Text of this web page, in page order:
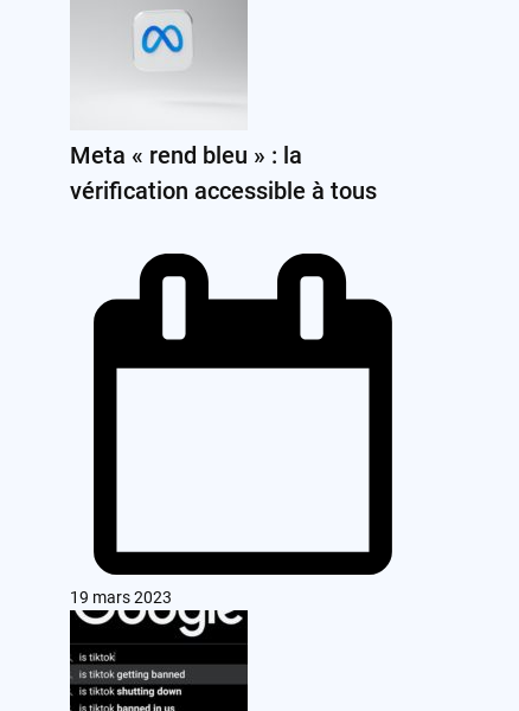
Meta « rend bleu » : la
vérification accessible à tous
19 mars 2023